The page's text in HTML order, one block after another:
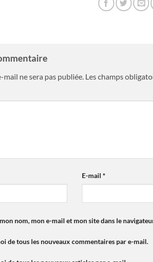
mail ne sera pas publiée. Les champs
E-mail*
nom, mon e-mail et mon site dans le
de tous les nouveaux commentaires par e-mail.